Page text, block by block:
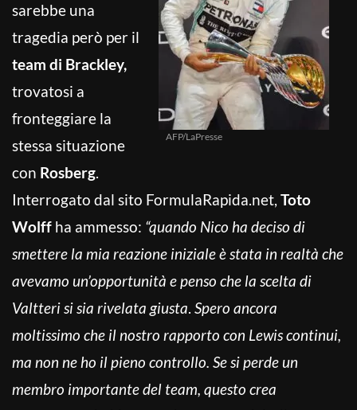
AFP/LaPresse
sarebbe una
tragedia però per il
team di Brackley,
trovatosi a
fronteggiare la
stessa situazione
con Rosberg.
Interrogato dal sito FormulaRapida.net, Toto
Wolff ha ammesso: “quando Nico ha deciso di
smettere la mia reazione iniziale è stata in realtà che
avevamo un’opportunità e penso che la scelta di
Valtteri si sia rivelata giusta. Spero ancora
moltissimo che il nostro rapporto con Lewiscontinui,
ma non ne ho il pieno controllo. Se si perde un
membro importante del team, questo crea